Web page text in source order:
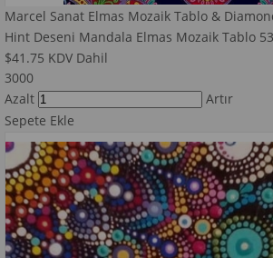
Marcel Sanat Elmas Mozaik Tablo &
Hint Deseni Mandala Elmas Mozaik Tablo
$41.75 KDV Dahil
3000
Azalt
Artır
Sepete Ekle